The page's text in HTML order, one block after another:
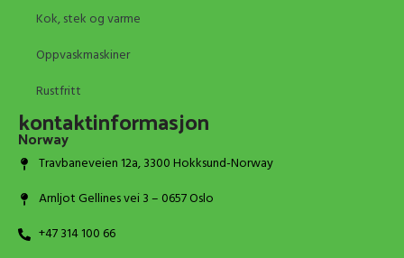
Kok, stek og varme
Oppvaskmaskiner
Rustfritt
kontaktinformasjon
Norway
Travbaneveien 12a, 3300 Hokksund-Norway
Arnljot Gellines vei 3 – 0657 Oslo
+47 314 100 66